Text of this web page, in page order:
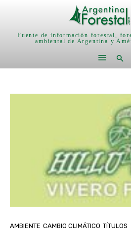
Fuente de información forestal,
ambiental de Argentina y
AMBIENTE CAMBIO CLIMÁTICO TÍTULOS